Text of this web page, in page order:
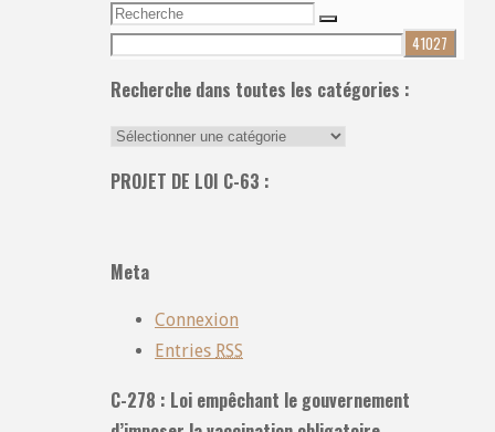
Recherche
pour:
Recherche
Recherche dans toutes les catégories :
Recherche
toutes
PROJET DE LOI C-63 :
Meta
Connexion
Entries RSS
C-278 : Loi empêchant le gouvernement